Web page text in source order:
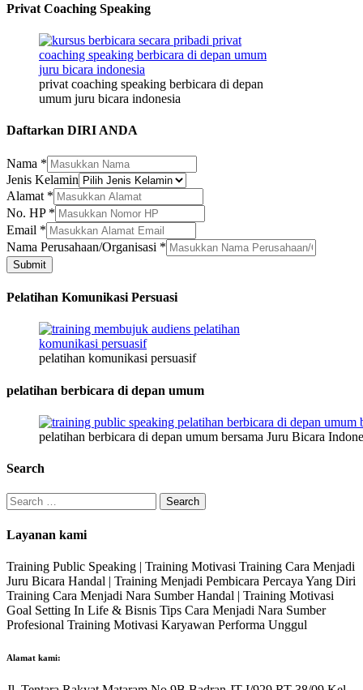
Privat Coaching Speaking
privat coaching speaking berbicara di depan
umum juru bicara indonesia
Daftarkan DIRI ANDA
Nama *
Jenis Kelamin
Alamat *
No. HP *
Email *
Kelamin
Nama
No.
Nama Perusahaan/Organisasi *
Submit
Pelatihan Komunikasi Persuasi
pelatihan komunikasi persuasif
pelatihan berbicara di depan umum
pelatihan berbicara di depan umum bersama Juru Bicara
Search
Search
for:
Layanan kami
Training Public Speaking | Training Motivasi Training Cara Menjadi
Juru Bicara Handal | Training Menjadi Pembicara Percaya Yang Diri
Training Cara Menjadi Nara Sumber Handal | Training Motivasi
Goal Setting In Life & Bisnis Tips Cara Menjadi Nara Sumber
Profesional Training Motivasi Karyawan Performa Unggul
Alamat kami: